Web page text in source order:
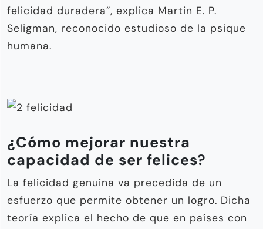
felicidad duradera”, explica Martin E. P.
Seligman, reconocido estudioso de la psique
humana.
¿Cómo mejorar nuestra
capacidad de ser felices?
La felicidad genuina va precedida de un
esfuerzo que permite obtener un logro. Dicha
teoría explica el hecho de que en países con